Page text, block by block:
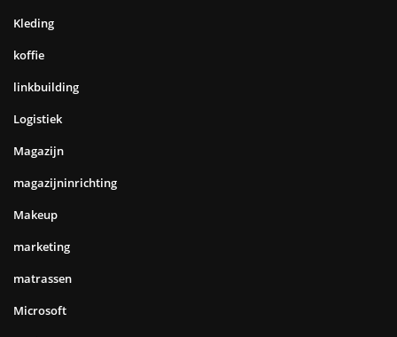
Kleding
koffie
linkbuilding
Logistiek
Magazijn
magazijninrichting
Makeup
marketing
matrassen
Microsoft